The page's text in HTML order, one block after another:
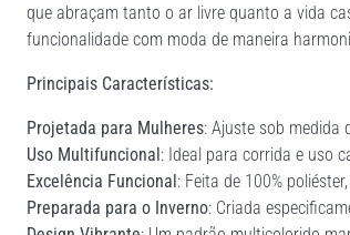
que abraçam tanto o ar livre quanto a vida
funcionalidade com moda de maneira
Principais Características:
Projetada para Mulheres: Ajuste sob medida
Uso Multifuncional: Ideal para corrida e uso
Excelência Funcional: Feita de 100%
Preparada para o Inverno: Criada